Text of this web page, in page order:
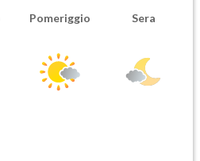
Pomeriggio Sera